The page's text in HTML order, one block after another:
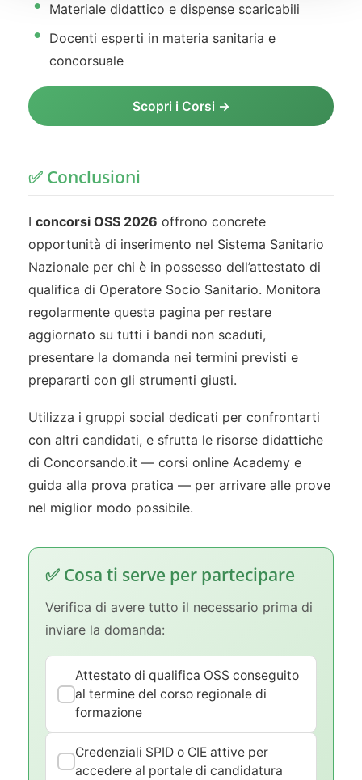
Materiale didattico e dispense scaricabili
Docenti esperti in materia sanitaria e
concorsuale
Scopri i Corsi →
✅ Conclusioni
I concorsi OSS 2026 offrono concrete
opportunità di inserimento nel Sistema Sanitario
Nazionale per chi è in possesso dell’attestato di
qualifica di Operatore Socio Sanitario. Monitora
regolarmente questa pagina per restare
aggiornato su tutti i bandi non scaduti,
presentare la domanda nei termini previsti e
prepararti con gli strumenti giusti.
Utilizza i gruppi social dedicati per confrontarti
con altri candidati, e sfrutta le risorse didattiche
di Concorsando.it — corsi online Academy e
guida alla prova pratica — per arrivare alle prove
nel miglior modo possibile.
✅ Cosa ti serve per partecipare
Verifica di avere tutto il necessario prima di
inviare la domanda:
Attestato di qualifica OSS conseguito
al termine del corso regionale di
formazione
Credenziali SPID o CIE attive per
accedere al portale di candidatura